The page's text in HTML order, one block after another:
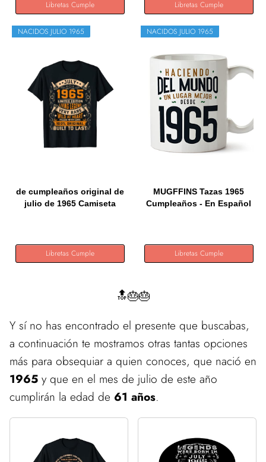
Libretas Cumple Libretas Cumple
NACIDOS JULIO 1965
de cumpleaños original de
julio de 1965 Camiseta
Libretas Cumple
NACIDOS JULIO 1965
MUGFFINS Tazas 1965
Cumpleaños - En Español
Libretas Cumple
🔝🎂🎂
Y sí no has encontrado el presente que buscabas,
a continuación te mostramos otras tantas opciones
más para obsequiar a quien conoces, que nació en
1965 y que en el mes de julio de este año
cumplirán la edad de 61 años.